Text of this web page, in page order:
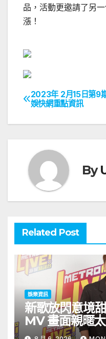
品，活動更邀請了另
漲！
文
章
覽
2023年 2月15日第9
娛快網重點資訊
By
Related Post
娛樂資訊
新歌放閃意境
MV 畫面親暱
一日三場熱血